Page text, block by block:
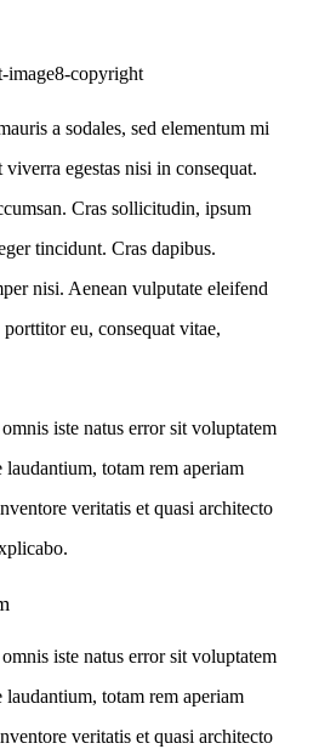
a sodales, sed elementum mi
egestas nisi in consequat.
Cras sollicitudin, ipsum
tincidunt. Cras dapibus.
nisi. Aenean vulputate eleifend
eu, consequat vitae,
iste natus error sit voluptatem
totam rem aperiam
veritatis et quasi architecto
iste natus error sit voluptatem
totam rem aperiam
veritatis et quasi architecto